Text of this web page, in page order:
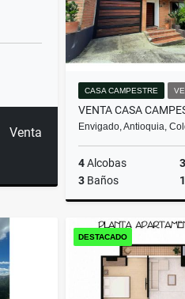
Venta
CASA CAMPESTRE
Envigado, Antioquia,
4Alcobas 3
3 Baños
DESTACADO